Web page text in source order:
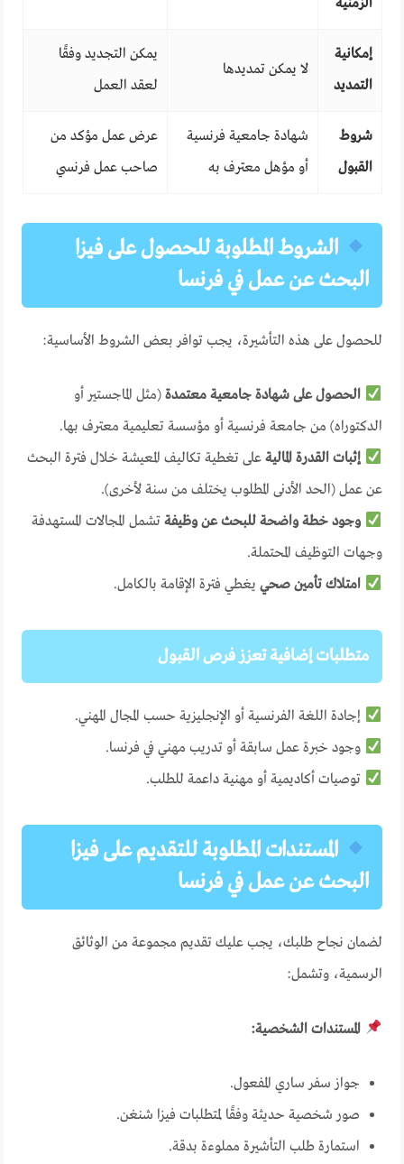
الزمنية
إمكانية
التمديد
لا يمكن تمديدها
يمكن التجديد وفقًا
لعقد العمل
شروط
القبول
شهادة جامعية فرنسية
أو مؤهل معترف به
عرض عمل مؤكد من
صاحب عمل فرنسي
الشروط المطلوبة للحصول على فيزا
البحث عن عمل في فرنسا
للحصول على هذه التأشيرة، يجب توافر بعض الشروط الأساسية:
الحصول على شهادة جامعية معتمدة(مثل الماجستير أو
الدكتوراه) من جامعة فرنسية أو مؤسسة تعليمية معترف بها.
إثبات القدرة الماليةعلى تغطية تكاليف المعيشة خلال فترة البحث
عن عمل (الحد الأدنى المطلوب يختلف من سنة لأخرى).
وجود خطة واضحة للبحث عن وظيفةتشمل المجالات المستهدفة
وجهات التوظيف المحتملة.
امتلاك تأمين صحييغطي فترة الإقامة بالكامل.
متطلبات إضافية تعزز فرص القبول
إجادة اللغة الفرنسية أو الإنجليزية حسب المجال المهني.
وجود خبرة عمل سابقة أو تدريب مهني في فرنسا.
توصيات أكاديمية أو مهنية داعمة للطلب.
المستندات المطلوبة للتقديم على فيزا
البحث عن عمل في فرنسا
لضمان نجاح طلبك، يجب عليك تقديم مجموعة من الوثائق
الرسمية، وتشمل:
المستندات الشخصية:
جواز سفر ساري المفعول.
صور شخصية حديثة وفقًا لمتطلبات فيزا شنغن.
استمارة طلب التأشيرة مملوءة بدقة.